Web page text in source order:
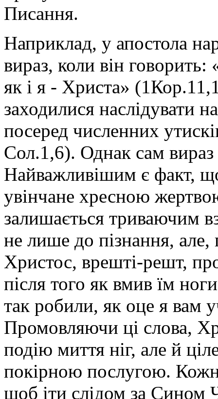
Писання.
Наприклад, у апостола
вираз, коли він
як і я - Христа»
заходилися наслідувати
посеред численних
Сол.1,6). Однак сам
Найважливішим є факт,
увінчане хресною
залишається триваючим
не лише до пізнання, але,
Христос, врешті-решт,
після того як вмив їм
так робили, як оце я вам
Промовляючи ці слова,
подію миття ніг, але й
покірною послугою.
щоб іти слідом за Сином